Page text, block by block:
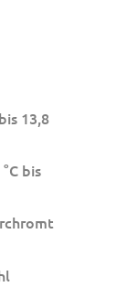
13,8
bis